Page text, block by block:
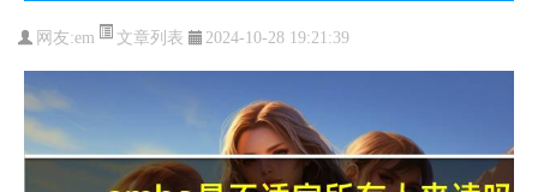
网友:em 文章列表 2024-10-28 19:21:39